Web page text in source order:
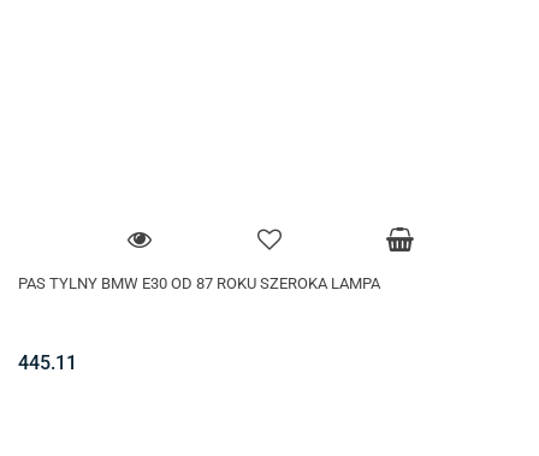
PAS TYLNY BMW E30 OD 87 ROKU SZEROKA LAMPA
445.11